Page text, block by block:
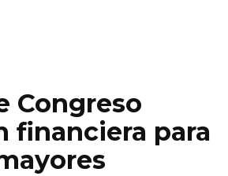
Congreso
financiera para